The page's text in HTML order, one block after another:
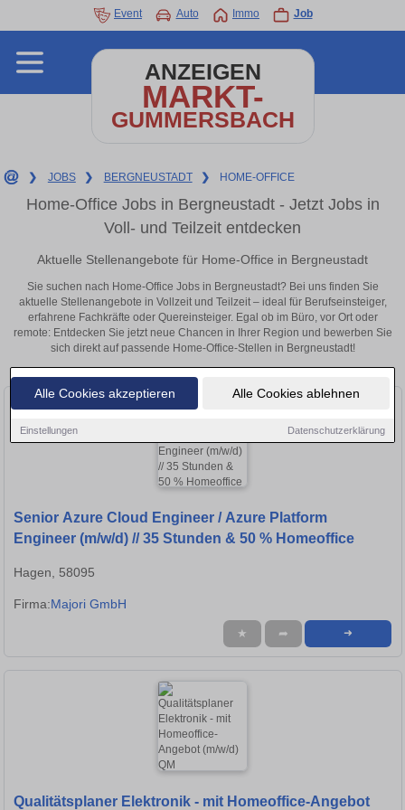
Alle Cookies akzeptieren Alle Cookies ablehnen
Einstellungen Datenschutzerklärung
Event Auto Immo Job
ANZEIGEN
MARKT-
GUMMERSBACH
❯ JOBS ❯ BERGNEUSTADT ❯ HOME-OFFICE
Home-Office Jobs in Bergneustadt - Jetzt Jobs in
Voll- und Teilzeit entdecken
Aktuelle Stellenangebote für Home-Office in Bergneustadt
Sie suchen nach Home-Office Jobs in Bergneustadt? Bei uns finden Sie
aktuelle Stellenangebote in Vollzeit und Teilzeit – ideal für Berufseinsteiger,
erfahrene Fachkräfte oder Quereinsteiger. Egal ob im Büro, vor Ort oder
remote: Entdecken Sie jetzt neue Chancen in Ihrer Region und bewerben Sie
sich direkt auf passende Home-Office-Stellen in Bergneustadt!
Senior Azure Cloud Engineer / Azure Platform
Engineer (m/w/d) // 35 Stunden & 50 % Homeoffice
Hagen, 58095
Firma:Majori GmbH
★ ➦ ➜
Qualitätsplaner Elektronik - mit Homeoffice-Angebot